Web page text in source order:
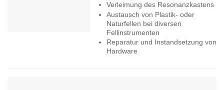
Verleimung des Resonanzkastens
Austausch von Plastik- oder
Naturfellen bei diversen
Fellinstrumenten
Reparatur und Instandsetzung von
Hardware